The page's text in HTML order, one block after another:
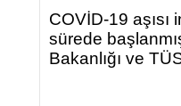
COVİD-19 aşısı
sürede
Bakanlığı ve